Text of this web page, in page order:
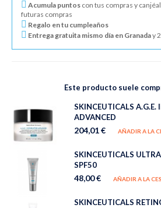
Acumula puntos con tus compras y
futuras compras
Regalo en tu cumpleaños
Entrega gratuita mismo día en Granaday
Este producto suele
SKINCEUTICALS A.G.E.
ADVANCED
204,01 € AÑADIR A LA
SKINCEUTICALS
SPF50
48,00 € AÑADIR A LA
SKINCEUTICALS